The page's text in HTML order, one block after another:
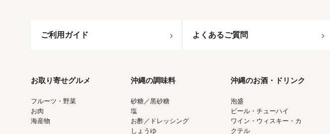
ご利用ガイド よくあるご質問
お取り寄せグルメ
フルーツ・野菜
お肉
海産物
沖縄の調味料
砂糖／黒砂糖
塩
お酢／ドレッシング
しょうゆ
沖縄のお酒・ドリンク
泡盛
ビール・チューハイ
ワイン・ウィスキー・カ
クテル